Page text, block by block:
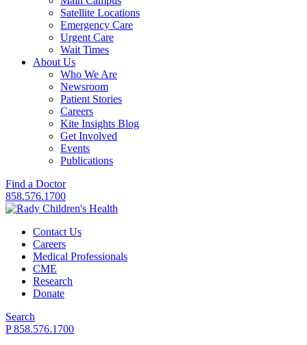
Satellite Locations
Emergency Care
Urgent Care
Wait Times
About Us
Who We Are
Newsroom
Patient Stories
Careers
Kite Insights Blog
Get Involved
Events
Publications
Find a Doctor
858.576.1700
Contact Us
Careers
Medical Professionals
CME
Research
Donate
Search
P 858.576.1700